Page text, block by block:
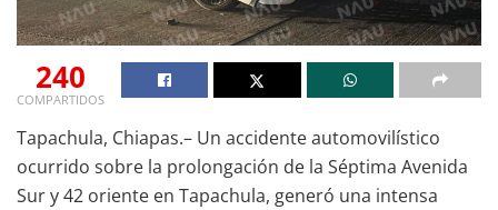
240
COMPARTIDOS
Tapachula, Chiapas.– Un accidente automovilístico
ocurrido sobre la prolongación de la Séptima Avenida
Sur y 42 oriente en Tapachula, generó una intensa